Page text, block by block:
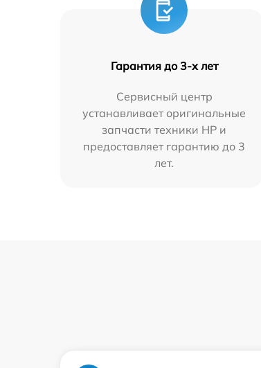
Гарантия до 3-х лет
Сервисный центр
устанавливает оригинальные
запчасти техники HP и
предоставляет гарантию до 3
лет.